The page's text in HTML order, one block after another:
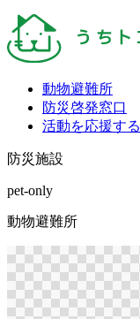
動物避難所
防災啓発窓口
活動を応援する
防災施設
pet-only
動物避難所